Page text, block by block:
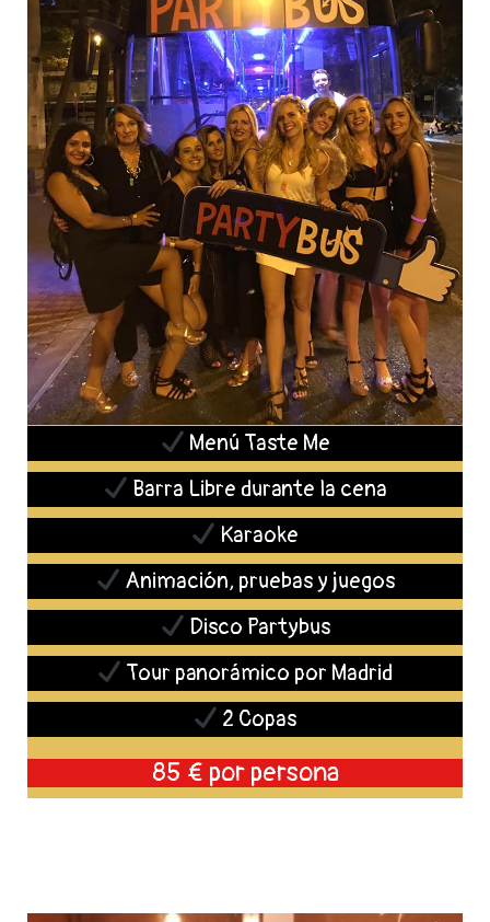
Menú Taste Me
Barra Libre durante la cena
Karaoke
Animación, pruebas y juegos
Disco Partybus
Tour panorámico por Madrid
2 Copas
85 € por persona